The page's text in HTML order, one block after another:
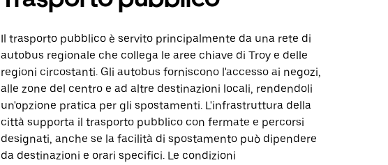
Il trasporto pubblico è servito principalmente da una rete di
autobus regionale che collega le aree chiave di Troy e delle
regioni circostanti. Gli autobus forniscono l'accesso ai negozi,
alle zone del centro e ad altre destinazioni locali, rendendoli
un'opzione pratica per gli spostamenti. L'infrastruttura della
città supporta il trasporto pubblico con fermate e percorsi
designati, anche se la facilità di spostamento può dipendere
da destinazioni e orari specifici. Le condizioni